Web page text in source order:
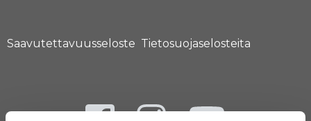
Saavutettavuusseloste Tietosuojaselosteita